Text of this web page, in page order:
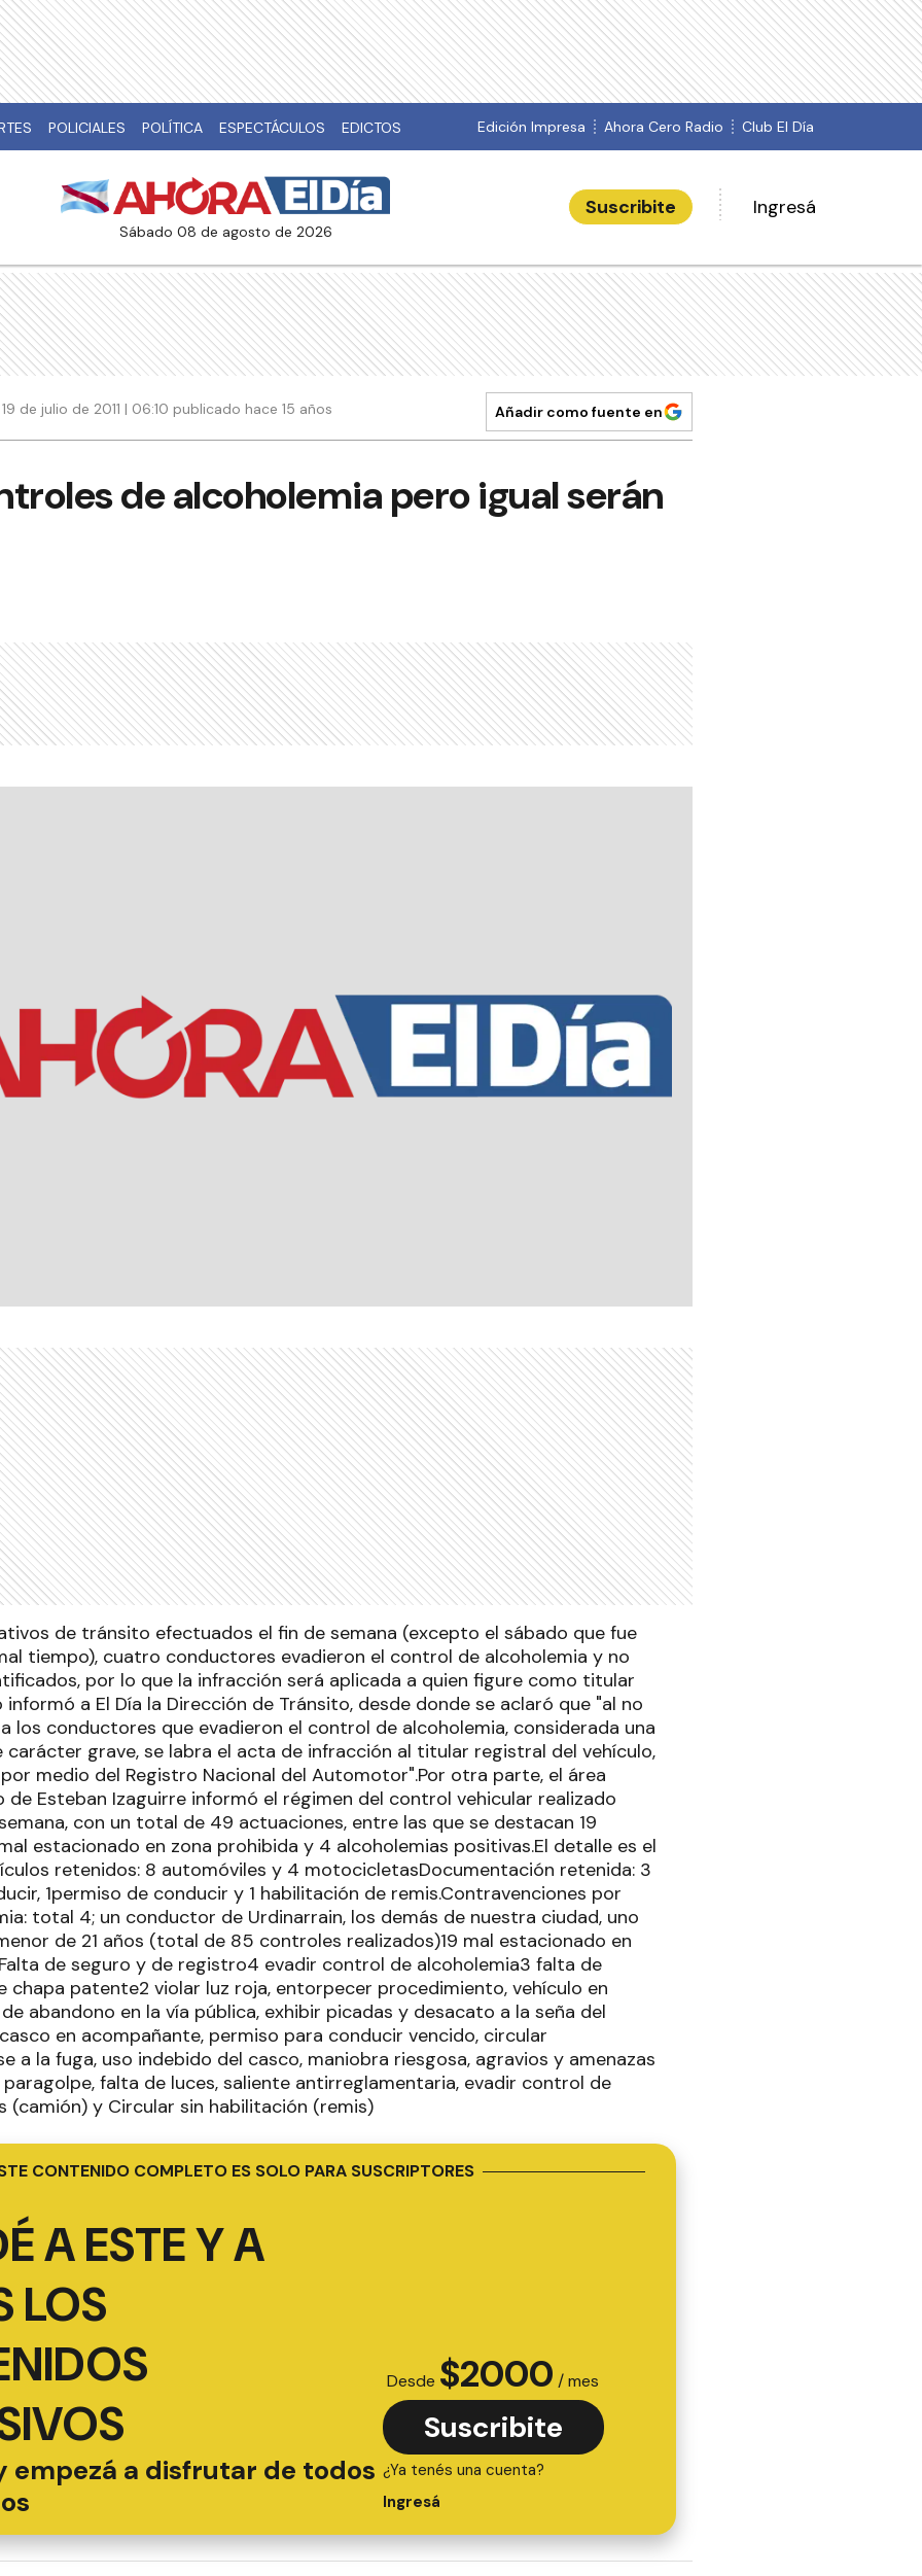
POLICIALES POLÍTICA ESPECTÁCULOS EDICTOS Edición Impresa Ahora Cero Radio Club El Día
sábado 08 de agosto de 2026
Suscribite Ingresá
19 de julio de 2011 | 06:10 publicado hace 15 años Añadir como fuente en
de alcoholemia pero igual serán
de tránsito efectuados el fin de semana (excepto el sábado que fue
tiempo), cuatro conductores evadieron el control de alcoholemia y no
por lo que la infracción será aplicada a quien figure como titular
informó a El Día la Dirección de Tránsito, desde donde se aclaró que "al no
los conductores que evadieron el control de alcoholemia, considerada una
grave, se labra el acta de infracción al titular registral del vehículo,
medio del Registro Nacional del Automotor".Por otra parte, el área
de Esteban Izaguirre informó el régimen del control vehicular realizado
con un total de 49 actuaciones, entre las que se destacan 19
estacionado en zona prohibida y 4 alcoholemias positivas.El detalle es el
retenidos: 8 automóviles y 4 motocicletasDocumentación retenida: 3
1permiso de conducir y 1 habilitación de remis.Contravenciones por
total 4; un conductor de Urdinarrain, los demás de nuestra ciudad, uno
de 21 años (total de 85 controles realizados)19 mal estacionado en
de seguro y de registro4 evadir control de alcoholemia3 falta de
chapa patente2 violar luz roja, entorpecer procedimiento, vehículo en
abandono en la vía pública, exhibir picadas y desacato a la seña del
en acompañante, permiso para conducir vencido, circular
a la fuga, uso indebido del casco, maniobra riesgosa, agravios y amenazas
falta de luces, saliente antirreglamentaria, evadir control de
(camión) y Circular sin habilitación (remis)
CONTENIDO COMPLETO ES SOLO PARA SUSCRIPTORES
A ESTE Y A
LOS
empezá a disfrutar de todos
Desde $2000 / mes
Suscribite
¿Ya tenés una cuenta?
Ingresá